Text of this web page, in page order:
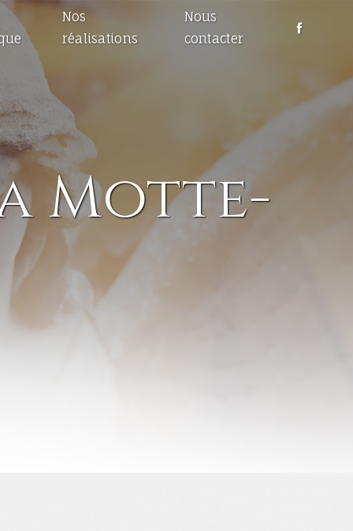
Nos
réalisations
Nous
contacter
Motte-